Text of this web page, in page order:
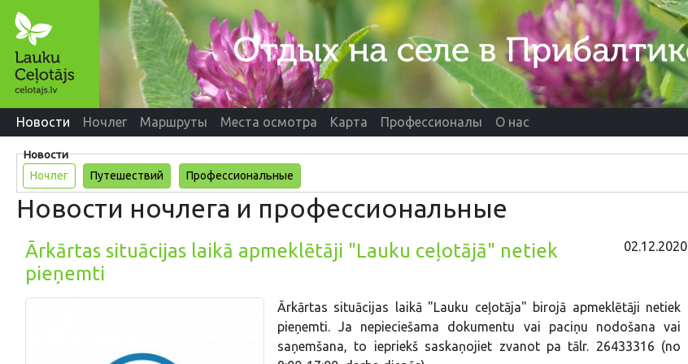
Новости Ночлег Маршруты Места осмотра Карта Профессионалы О нас
Новости
Ночлег
Путешествий Профессиональные
Новости ночлега и профессиональные
Ārkārtas situācijas laikā apmeklētāji "Lauku ceļotājā" netiek
pieņemti
02.12.2020
Ārkārtas situācijas laikā "Lauku ceļotāja" birojā apmeklētāji netiek
pieņemti. Ja nepieciešama dokumentu vai paciņu nodošana vai
saņemšana, to iepriekš saskaņojiet zvanot pa tālr. 26433316 (no